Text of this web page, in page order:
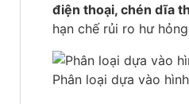
điện thoại, chén dĩa
hạn chế rủi ro hư
Phân loại dựa vào